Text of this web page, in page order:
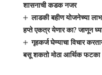
शासनाची कडक नजर
लाडकी बहीण योजनेच्या
हप्ते एकत्र येणार का? जाणून
गृहकर्ज घेण्याचा विचार
बसू शकतो मोठा आर्थिक फटका